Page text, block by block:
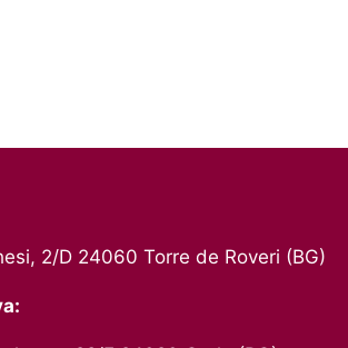
2/D 24060 Torre de Roveri (BG)